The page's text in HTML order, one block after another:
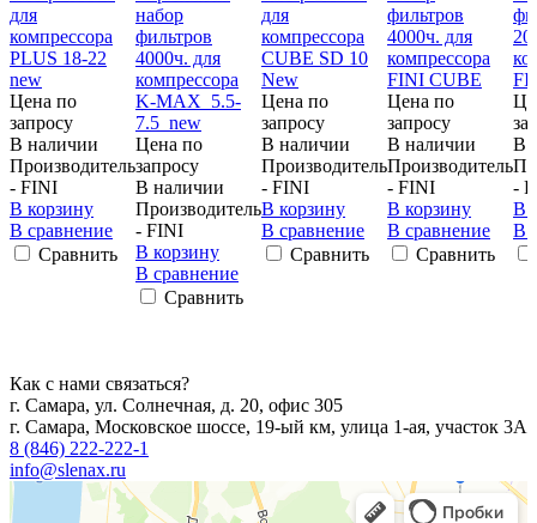
Цена по
запросу
В наличии
Производитель
- FINI
В корзину
В сравнение
Сравнить
Цена по
запросу
В наличии
Производитель
- FINI
В корзину
В сравнение
Сравнить
Цена по
запросу
В наличии
Производитель
- FINI
В корзину
В сравнение
Сравнить
Цена по
запросу
В наличии
Производитель
- FINI
В корзину
В сравнение
Сравнить
В
-
В
В
Как с нами связаться?
г. Самара, ул. Солнечная, д. 20, офис 305
г. Самара, Московское шоссе, 19-ый км, улица 1-ая, участок 3А
8 (846) 222-222-1
info@slenax.ru